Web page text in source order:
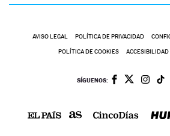
AVISO LEGAL POLÍTICA DE PRIVACIDAD
POLÍTICA DE COOKIES ACCESIBILIDAD
SÍGUENOS: